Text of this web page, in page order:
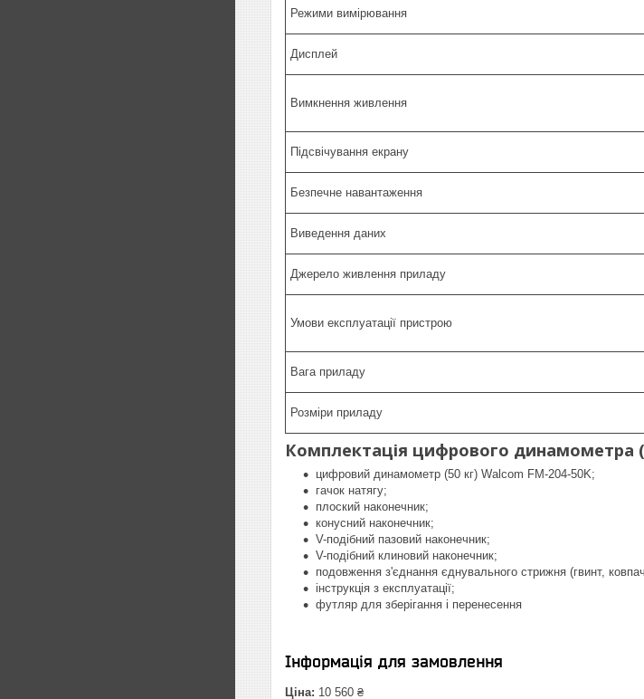
Режими вимірювання
Дисплей
Вимкнення живлення
Підсвічування екрану
Безпечне навантаження
Виведення даних
Джерело живлення приладу
Умови експлуатації пристрою
Вага приладу
Розміри приладу
Комплектація цифрового динамометра
цифровий динамометр (50 кг) Walcom FM-204-50K;
гачок натягу;
плоский наконечник;
конусний наконечник;
V-подібний пазовий наконечник;
V-подібний клиновий наконечник;
подовження з'єднання єднувального стрижня (гвинт,
інструкція з експлуатації;
футляр для зберігання і перенесення
Інформація для замовлення
Ціна: 10 560 ₴